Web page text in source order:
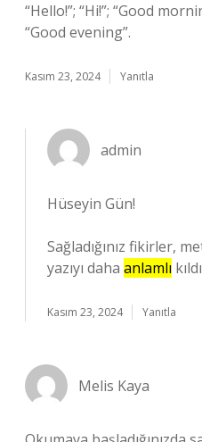
“Hello!”; “Hi!”; “Good
“Good evening”.
Kasım 23, 2024 Yanıtla
admin
Hüseyin Gün!
Sağladığınız fikirler,
yazıyı daha anlamlı
Kasım 23, 2024 Yanıtla
Melis Kaya